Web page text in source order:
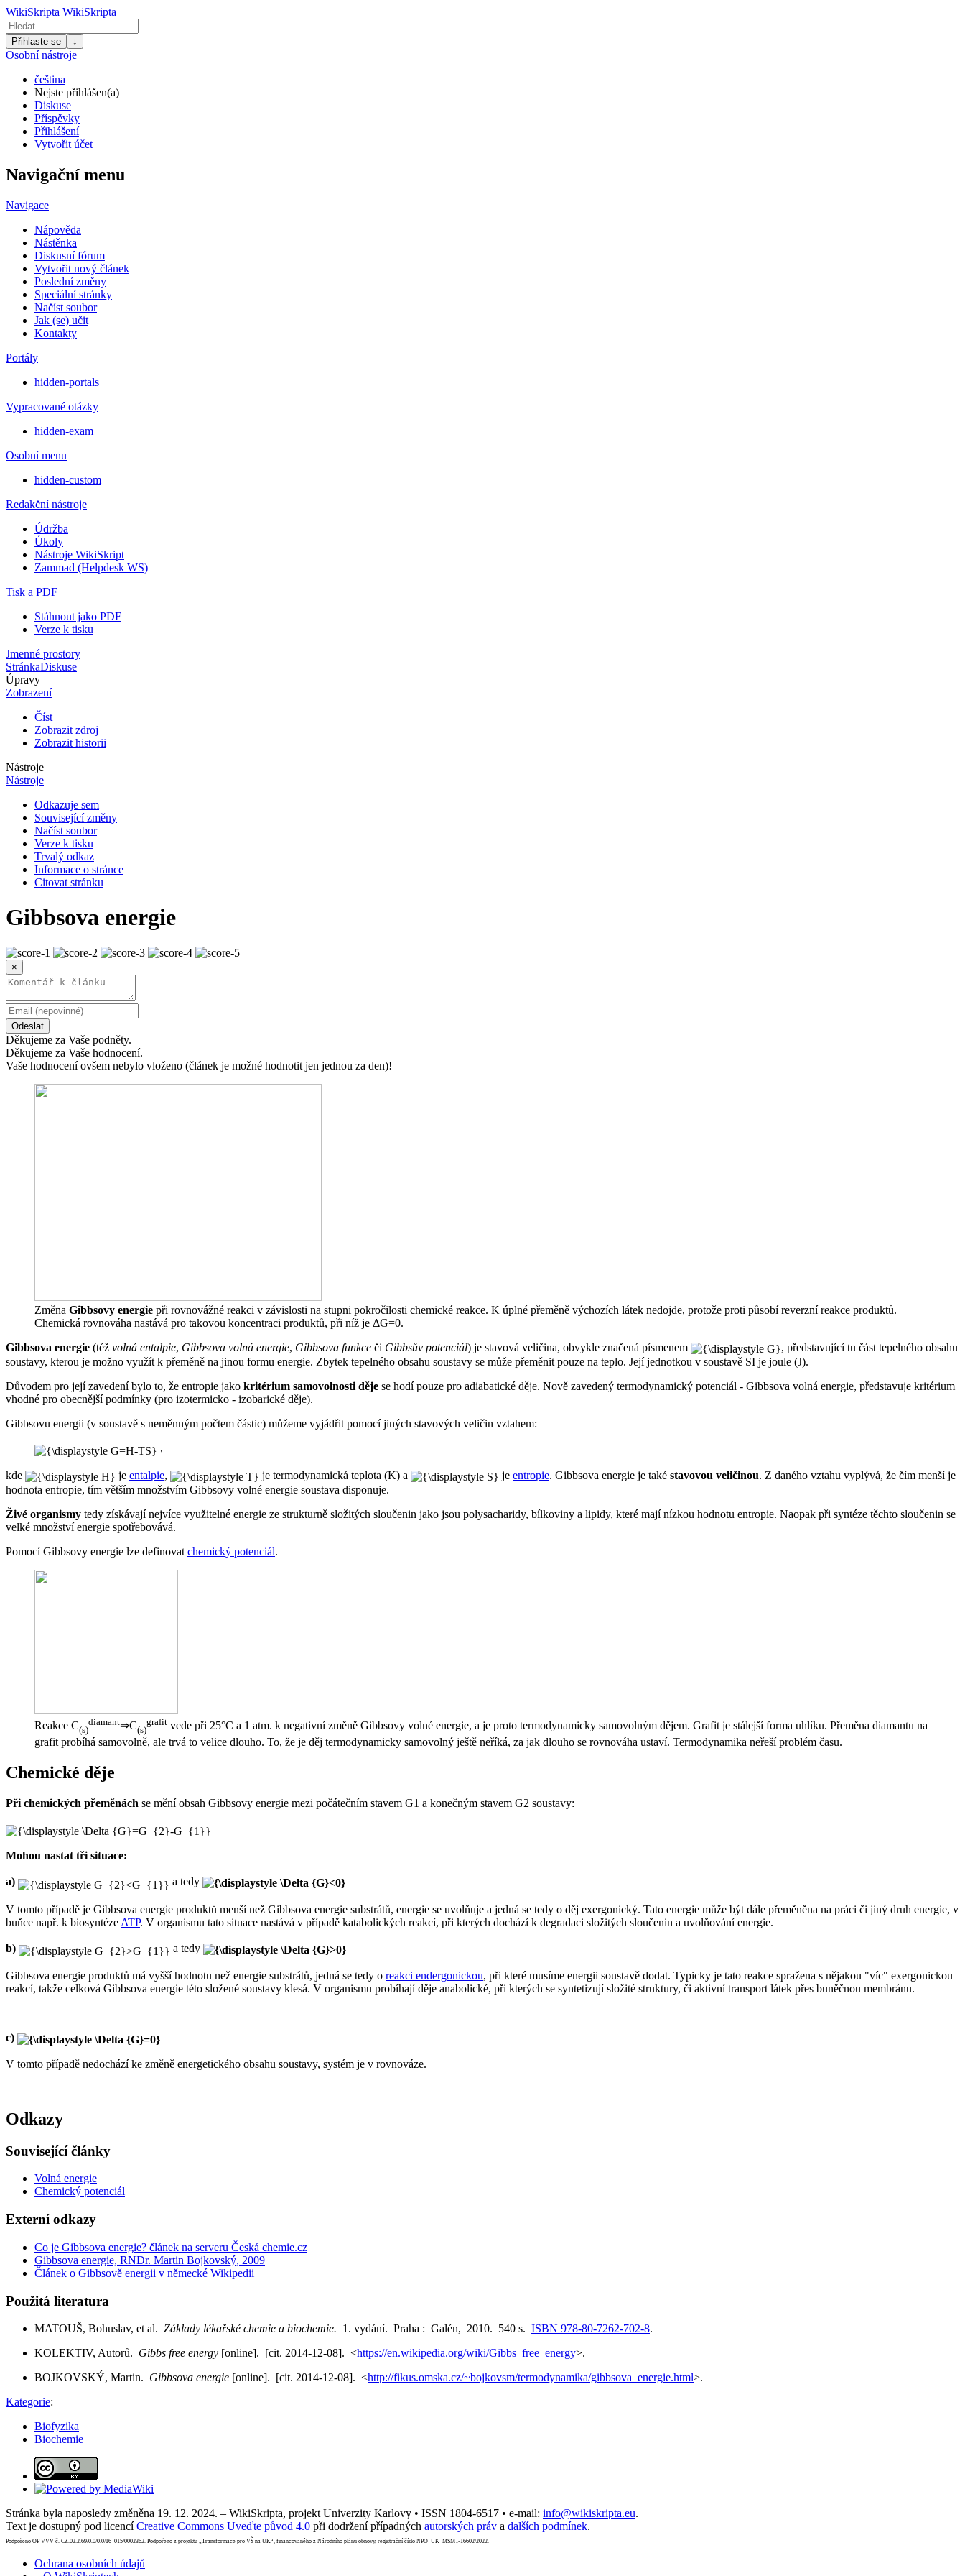
WikiSkripta WikiSkripta
Přihlaste se ↓
Osobní nástroje
čeština
Nejste přihlášen(a)
Diskuse
Příspěvky
Přihlášení
Vytvořit účet
Navigační menu
Navigace
Nápověda
Nástěnka
Diskusní fórum
Vytvořit nový článek
Poslední změny
Speciální stránky
Načíst soubor
Jak (se) učit
Kontakty
Portály
hidden-portals
Vypracované otázky
hidden-exam
Osobní menu
hidden-custom
Redakční nástroje
Údržba
Úkoly
Nástroje WikiSkript
Zammad (Helpdesk WS)
Tisk a PDF
Stáhnout jako PDF
Verze k tisku
Jmenné prostory
StránkaDiskuse
Úpravy
Zobrazení
Číst
Zobrazit zdroj
Zobrazit historii
Nástroje
Nástroje
Odkazuje sem
Související změny
Načíst soubor
Verze k tisku
Trvalý odkaz
Informace o stránce
Citovat stránku
Gibbsova energie
×
Odeslat
Děkujeme za Vaše podněty.
Děkujeme za Vaše hodnocení.
Vaše hodnocení ovšem nebylo vloženo (článek je možné hodnotit jen jednou za den)!
Změna Gibbsovy energie při rovnovážné reakci v závislosti na stupni pokročilosti chemické reakce. K úplné přeměně výchozích látek nedojde, protože proti působí reverzní reakce produktů.
Chemická rovnováha nastává pro takovou koncentraci produktů, při níž je ΔG=0.
Gibbsova energie (též volná entalpie, Gibbsova volná energie, Gibbsova funkce či Gibbsův potenciál) je stavová veličina, obvykle značená písmenem
, představující tu část tepelného obsahu
soustavy, kterou je možno využít k přeměně na jinou formu energie. Zbytek tepelného obsahu soustavy se může přeměnit pouze na teplo. Její jednotkou v soustavě SI je joule (J).
Důvodem pro její zavedení bylo to, že entropie jako kritérium samovolnosti děje se hodí pouze pro adiabatické děje. Nově zavedený termodynamický potenciál - Gibbsova volná energie, představuje kritérium
vhodné pro obecnější podmínky (pro izotermicko - izobarické děje).
Gibbsovu energii (v soustavě s neměnným počtem částic) můžeme vyjádřit pomocí jiných stavových veličin vztahem:
,
kde je entalpie, je termodynamická teplota (K) a je entropie. Gibbsova energie je také stavovou veličinou. Z daného vztahu vyplývá, že čím menší je
hodnota entropie, tím větším množstvím Gibbsovy volné energie soustava disponuje.
Živé organismy tedy získávají nejvíce využitelné energie ze strukturně složitých sloučenin jako jsou polysacharidy, bílkoviny a lipidy, které mají nízkou hodnotu entropie. Naopak při syntéze těchto sloučenin se
velké množství energie spotřebovává.
Pomocí Gibbsovy energie lze definovat chemický potenciál.
Reakce C(s)
diamant⇒C(s)
grafit vede při 25°C a 1 atm. k negativní změně Gibbsovy volné energie, a je proto termodynamicky samovolným dějem. Grafit je stálejší forma uhlíku. Přeměna diamantu na
grafit probíhá samovolně, ale trvá to velice dlouho. To, že je děj termodynamicky samovolný ještě neříká, za jak dlouho se rovnováha ustaví. Termodynamika neřeší problém času.
Chemické děje
Při chemických přeměnách se mění obsah Gibbsovy energie mezi počátečním stavem G1 a konečným stavem G2 soustavy:
Mohou nastat tři situace:
a) a tedy
V tomto případě je Gibbsova energie produktů menší než Gibbsova energie substrátů, energie se uvolňuje a jedná se tedy o děj exergonický. Tato energie může být dále přeměněna na práci či jiný druh energie, v
buňce např. k biosyntéze ATP. V organismu tato situace nastává v případě katabolických reakcí, při kterých dochází k degradaci složitých sloučenin a uvolňování energie.
b) a tedy
Gibbsova energie produktů má vyšší hodnotu než energie substrátů, jedná se tedy o reakci endergonickou, při které musíme energii soustavě dodat. Typicky je tato reakce spražena s nějakou "víc" exergonickou
reakcí, takže celková Gibbsova energie této složené soustavy klesá. V organismu probíhají děje anabolické, při kterých se syntetizují složité struktury, či aktivní transport látek přes buněčnou membránu.
c)
V tomto případě nedochází ke změně energetického obsahu soustavy, systém je v rovnováze.
Odkazy
Související články
Volná energie
Chemický potenciál
Externí odkazy
Co je Gibbsova energie? článek na serveru Česká chemie.cz
Gibbsova energie, RNDr. Martin Bojkovský, 2009
Článek o Gibbsově energii v německé Wikipedii
Použitá literatura
MATOUŠ, Bohuslav, et al. Základy lékařské chemie a biochemie. 1. vydání. Praha : Galén, 2010. 540 s. ISBN 978-80-7262-702-8.
KOLEKTIV, Autorů. Gibbs free energy [online]. [cit. 2014-12-08]. <https://en.wikipedia.org/wiki/Gibbs_free_energy>.
BOJKOVSKÝ, Martin. Gibbsova energie [online]. [cit. 2014-12-08]. <http://fikus.omska.cz/~bojkovsm/termodynamika/gibbsova_energie.html>.
Kategorie:
Biofyzika
Biochemie
Stránka byla naposledy změněna 19. 12. 2024. – WikiSkripta, projekt Univerzity Karlovy • ISSN 1804-6517 • e-mail: info@wikiskripta.eu.
Text je dostupný pod licencíCreative Commons Uveďte původ 4.0 při dodržení případných autorských práv a dalších podmínek.
Podpořeno OP VVV č. CZ.02.2.69/0.0/0.0/16_015/0002362. Podpořeno z projektu „Transformace pro VŠ na UK“, financovaného z Národního plánu obnovy, registrační číslo NPO_UK_MSMT-16602/2022.
Ochrana osobních údajů